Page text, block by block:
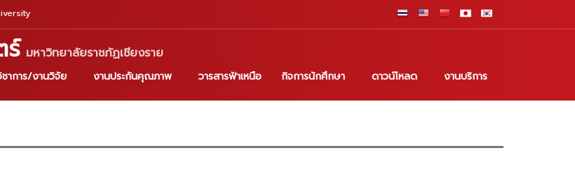
ร์ มหาวิทยาลัยราชภัฏเชียงราย
าการ/งานวิจัย งานประกันคุณภาพ วารสารฟ้าเหนือ กิจการนักศึกษา ดาวน์โหลด งานบริการ